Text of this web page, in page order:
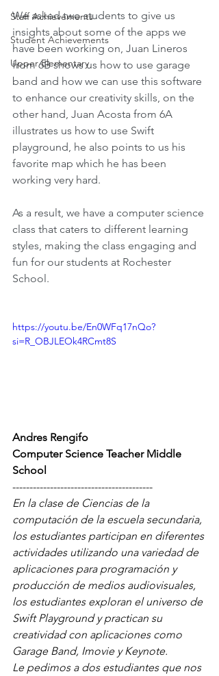
Staff Achievements
Student Achievements
Upper Elementary
We asked two students to give us
insights about some of the apps we
have been working on, Juan Lineros
from 6B shows us how to use garage
band and how we can use this software
to enhance our creativity skills, on the
other hand, Juan Acosta from 6A
illustrates us how to use Swift
playground, he also points to us his
favorite map which he has been
working very hard.
As a result, we have a computer science
class that caters to different learning
styles, making the class engaging and
fun for our students at Rochester
School.
https://youtu.be/En0WFq17nQo?
si=R_OBJLEOk4RCmt8S
Andres Rengifo
Computer Science Teacher Middle
School
-----------------------------------------
En la clase de Ciencias de la
computación de la escuela secundaria,
los estudiantes participan en diferentes
actividades utilizando una variedad de
aplicaciones para programación y
producción de medios audiovisuales,
los estudiantes exploran el universo de
Swift Playground y practican su
creatividad con aplicaciones como
Garage Band, Imovie y Keynote.
Le pedimos a dos estudiantes que nos